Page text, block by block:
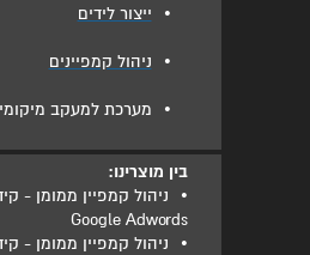
בין מוצרינו:
•
ניהול קמפיין ממומן -
Google Adwords
•
ניהול קמפיין ממומן -
• ייצור לידים
• ניהול קמפיינים
• מערכת למעקב